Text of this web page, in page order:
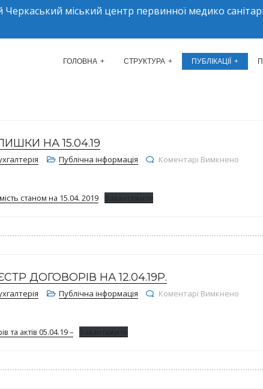
міський центр первинної медико
"ПЕРШИЙ ЧЕРКАСЬКИЙ
ГОЛОВНА СТРУКТУРА ПУБЛІКАЦІЇ
НА 15.04.19
Публічна інформація Коментарі Вимкнено
станом на 15.04. 2019 Завантажити
ДОГОВОРІВ НА 12.04.19Р.
Публічна інформація Коментарі Вимкнено
та актів 05.04.19 – Завантажити